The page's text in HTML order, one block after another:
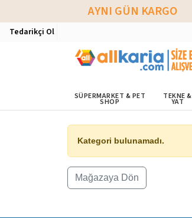
AYNI GÜN KARGO
Tedarikçi Ol
SÜPERMARKET & PET
SHOP
TEKNE &
YAT
Kategori bulunamadı.
Mağazaya Dön